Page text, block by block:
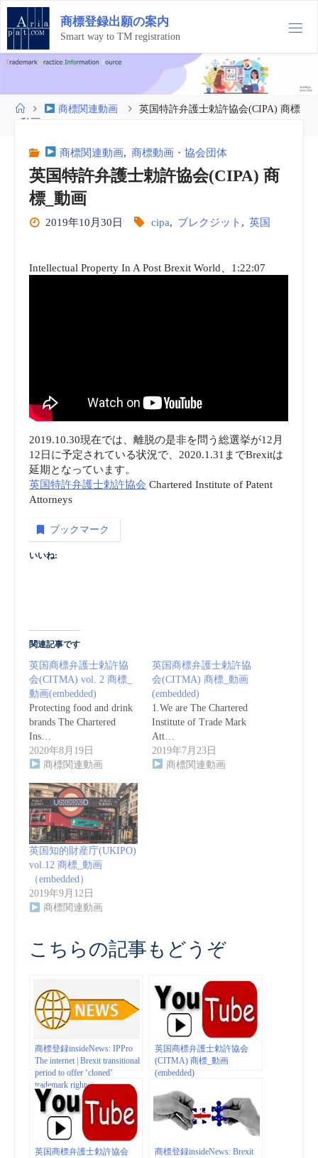
コ
テ
ン
ツ
ス
商標登録出願の案内
Smart way to TM registration
ホ
ー
商標関連動画
英国特許弁護士勅許協会(CIPA) 商標
_動画
商標関連動画, 商標動画・協会団体
英国特許弁護士勅許協会(CIPA) 商
標_動画
2019年10月30日 cipa, ブレクジット , 英国
Intellectual Property In A Post Brexit World、1:22:07
2019.10.30現在では、離脱の是非を問う総選挙が12月
12日に予定されている状況で、2020.1.31までBrexitは
延期となっています。
英国特許弁護士勅許協会 Chartered Institute of Patent
Attorneys
ブックマーク
いいね:
関連記事です
英国商標弁護士勅許協
会(CITMA) vol. 2 商標_
動画(embedded)
Protecting food and drink
brands The Chartered
Ins…
2020年8月19日
商標関連動画
英国商標弁護士勅許協
会(CITMA) 商標_動画
(embedded)
1.We are The Chartered
Institute of Trade Mark
Att…
2019年7月23日
商標関連動画
英国知的財産庁(UKIPO)
vol.12 商標_動画
（embedded）
2019年9月12日
商標関連動画
こちらの記事もどうぞ
商標登録insideNews: IPPro
The internet | Brexit transitional
period to offer ‘cloned’
trademark rights |
ipprotheinternet.com
英国商標弁護士勅許協会
(CITMA) 商標_動画
(embedded)
英国商標弁護士勅許協会
商標登録insideNews: Brexit